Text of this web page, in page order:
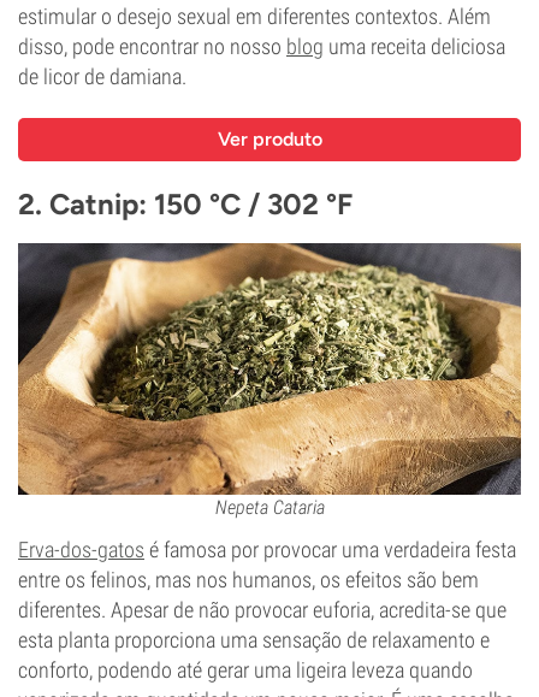
estimular o desejo sexual em diferentes contextos. Além
disso, pode encontrar no nosso blog uma receita deliciosa
de licor de damiana.
Ver produto
2. Catnip: 150 °C / 302 °F
Nepeta Cataria
Erva-dos-gatos é famosa por provocar uma verdadeira festa
entre os felinos, mas nos humanos, os efeitos são bem
diferentes. Apesar de não provocar euforia, acredita-se que
esta planta proporciona uma sensação de relaxamento e
conforto, podendo até gerar uma ligeira leveza quando